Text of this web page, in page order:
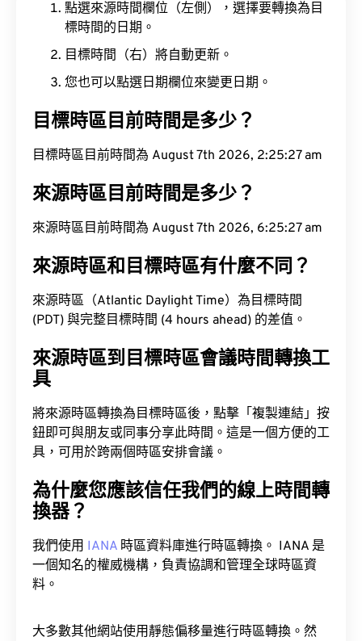
點選來源時間欄位（左側），選擇要轉換為目
標時間的日期。
目標時間（右）將自動更新。
您也可以點選日期欄位來變更日期。
目標時區目前時間是多少？
目標時區目前時間為 August 7th 2026, 2:25:28 am
來源時區目前時間是多少？
來源時區目前時間為 August 7th 2026, 6:25:28 am
來源時區和目標時區有什麼不同？
來源時區（Atlantic Daylight Time）為目標時間
(PDT) 與完整目標時間 (4 hours ahead) 的差值。
來源時區到目標時區會議時間轉換工
具
將來源時區轉換為目標時區後，點擊「複製連結」按
鈕即可與朋友或同事分享此時間。這是一個方便的工
具，可用於跨兩個時區安排會議。
為什麼您應該信任我們的線上時間轉
換器？
我們使用 IANA 時區資料庫進行時區轉換。 IANA 是
一個知名的權威機構，負責協調和管理全球時區資
料。
大多數其他網站使用靜態偏移量進行時區轉換。然